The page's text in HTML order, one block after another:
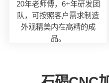
20年老师傅，6+年研发团
队，可按照客户需求制造
外观精美内在高精的成
品。